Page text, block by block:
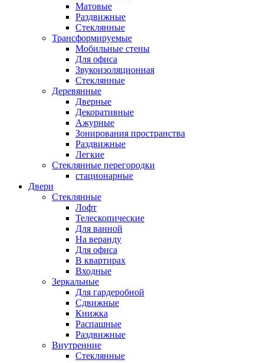
Матовые
Раздвижные
Стеклянные
Трансформируемые
Мобильные стены
Для офиса
Звукоизоляционная
Стеклянные
Деревянные
Дверные
Декоративные
Ажурные
Зонирования пространства
Раздвижные
Легкие
Стеклянные перегородки
стационарные
Двери
Стеклянные
Лофт
Телескопические
Для ванной
На веранду
Для офиса
В квартирах
Входные
Зеркальные
Для гардеробной
Сдвижные
Книжка
Распашные
Раздвижные
Внутренние
Стеклянные